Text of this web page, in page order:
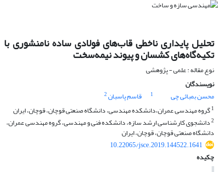
تحلیل پایداری ناخطی قاب‌های فولادی ساده نامنشوری با
تکیه‌گاه‌های کشسان و پیوند نیمه‌سخت
نوع مقاله : علمی - پژوهشی
نویسندگان
محسن بمبائی چی
1 قاسم پاسبان2
1گروه مهندسی عمران،دانشکده مهندسی، دانشگاه صنعتی قوچان، قوچان، ایران
2دانشجوی کارشناسی ارشد سازه، دانشکده فنی و مهندسی، گروه مهندسی عمران،
دانشگاه صنعتی قوچان، قوچان، ایران
10.22065/jsce.2019.144522.1641
چکیده